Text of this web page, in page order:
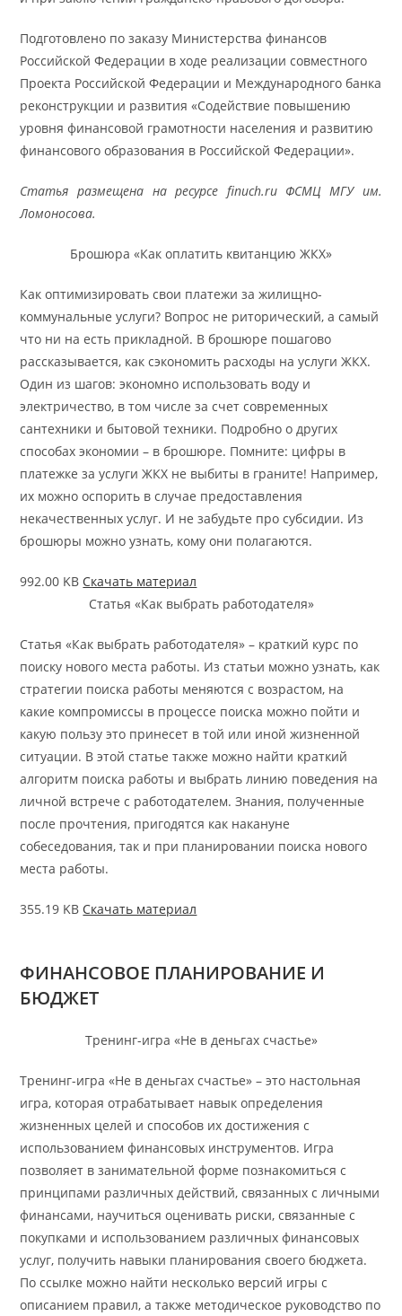
Подготовлено по заказу Министерства финансов
Российской Федерации в ходе реализации совместного
Проекта Российской Федерации и Международного банка
реконструкции и развития «Содействие повышению
уровня финансовой грамотности населения и развитию
финансового образования в Российской Федерации».
Статья размещена на ресурсе finuch.ru ФСМЦ МГУ им.
Ломоносова.
Брошюра «Как оплатить квитанцию ЖКХ»
Как оптимизировать свои платежи за жилищно-
коммунальные услуги? Вопрос не риторический, а самый
что ни на есть прикладной. В брошюре пошагово
рассказывается, как сэкономить расходы на услуги ЖКХ.
Один из шагов: экономно использовать воду и
электричество, в том числе за счет современных
сантехники и бытовой техники. Подробно о других
способах экономии – в брошюре. Помните: цифры в
платежке за услуги ЖКХ не выбиты в граните! Например,
их можно оспорить в случае предоставления
некачественных услуг. И не забудьте про субсидии. Из
брошюры можно узнать, кому они полагаются.
992.00 KB Скачать материал
Статья «Как выбрать работодателя»
Статья «Как выбрать работодателя» – краткий курс по
поиску нового места работы. Из статьи можно узнать, как
стратегии поиска работы меняются с возрастом, на
какие компромиссы в процессе поиска можно пойти и
какую пользу это принесет в той или иной жизненной
ситуации. В этой статье также можно найти краткий
алгоритм поиска работы и выбрать линию поведения на
личной встрече с работодателем. Знания, полученные
после прочтения, пригодятся как накануне
собеседования, так и при планировании поиска нового
места работы.
355.19 KB Скачать материал
ФИНАНСОВОЕ ПЛАНИРОВАНИЕ И
БЮДЖЕТ
Тренинг-игра «Не в деньгах счастье»
Тренинг-игра «Не в деньгах счастье» – это настольная
игра, которая отрабатывает навык определения
жизненных целей и способов их достижения с
использованием финансовых инструментов. Игра
позволяет в занимательной форме познакомиться с
принципами различных действий, связанных с личными
финансами, научиться оценивать риски, связанные с
покупками и использованием различных финансовых
услуг, получить навыки планирования своего бюджета.
По ссылке можно найти несколько версий игры с
описанием правил, а также методическое руководство по